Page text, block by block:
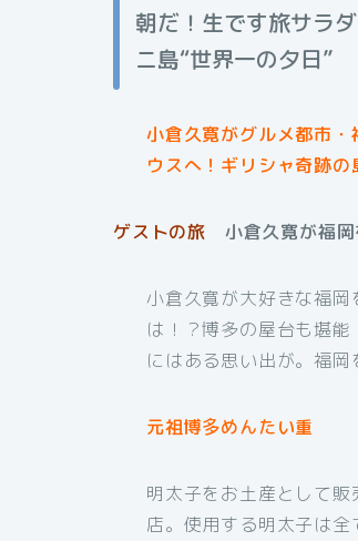
朝だ！生です旅サラ
ニ島“世界一の夕日”
小倉久寛がグルメ都市
ウスへ！ギリシャ奇跡
ゲストの旅 小倉久寛が福岡
小倉久寛が大好きな福
は！？博多の屋台も堪
にはある思い出が。福
元祖博多めんたい重
明太子をお土産として
店。使用する明太子は